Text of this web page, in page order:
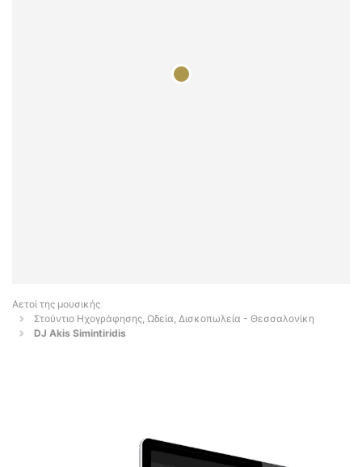
Αετοί της μουσικής
Στούντιο Ηχογράφησης, Ωδεία, Δισκοπωλεία - Θεσσαλονίκη
DJ Akis Simintiridis